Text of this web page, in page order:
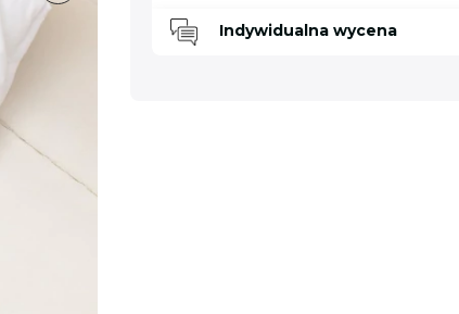
Indywidualna wycena